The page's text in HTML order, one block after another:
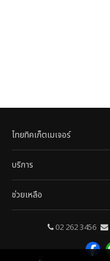
ไทยทิคเก็ตเมเจอร์
บริการ
ช่วยเหลือ
02 262 3456